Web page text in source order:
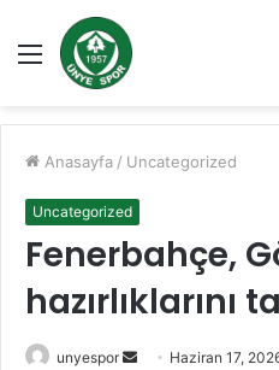
Menü
Anasayfa / Uncategorized
Uncategorized
Fenerbahçe,
hazırlıklarını
unyespor
Bir
Haziran 17,